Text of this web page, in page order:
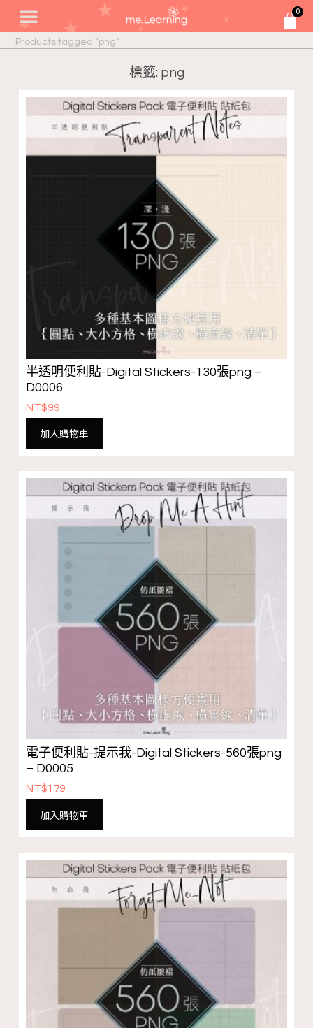
0
Products tagged “png”
標籤: png
半透明便利貼-Digital Stickers-130張png –
D0006
NT$99
加入購物車
電子便利貼-提示我-Digital Stickers-560張png
– D0005
NT$179
加入購物車